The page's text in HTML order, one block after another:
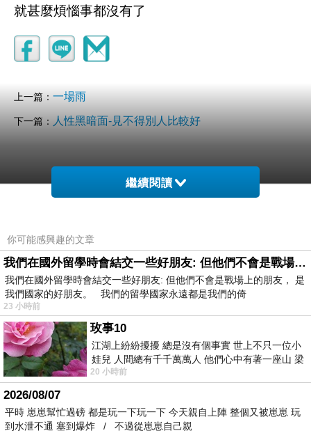
就甚麼煩惱事都沒有了
上一篇： 一場雨
下一篇： 人性黑暗面-見不得別人比較好
繼續閱讀
你可能感興趣的文章
我們在國外留學時會結交一些好朋友: 但他們不會是戰場上的朋友
我們在國外留學時會結交一些好朋友: 但他們不會是戰場上的朋友， 是
我們國家的好朋友。 我們的留學國家永遠都是我們的倚
23 小時前
玫事10
江湖上紛紛擾擾 總是沒有個事實 世上不只一位小
娃兒 人間總有千千萬萬人 他們心中有著一座山 梁
山佛山泰華衡恆嵩 一山之高
20 小時前
2026/08/07
平時 崽崽幫忙過磅 都是玩一下玩一下 今天親自上陣 整個又被崽崽 玩
到水泄不通 塞到爆炸 / 不過從崽崽自己親